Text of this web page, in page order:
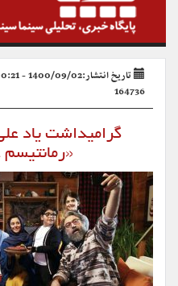
تاریخ انتشار:1400/09/02 - 00:21
164736
گرامیداشت یاد
«رمانتیسم